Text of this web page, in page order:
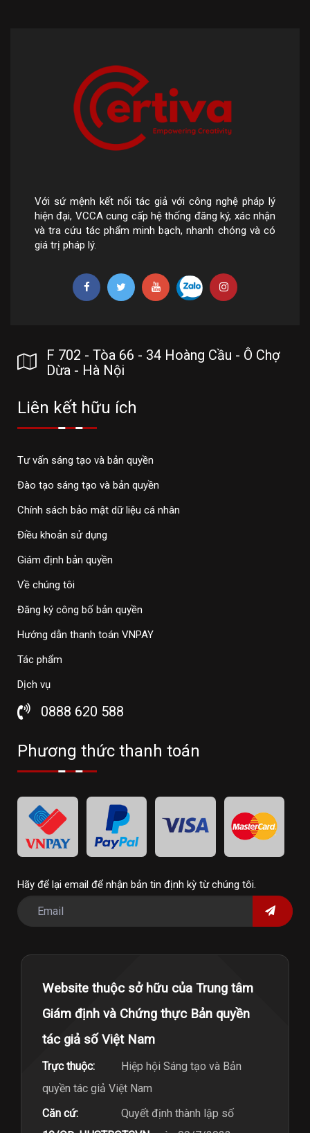
Với sứ mệnh kết nối tác giả với công nghệ pháp lý
hiện đại, VCCA cung cấp hệ thống đăng ký, xác nhận
và tra cứu tác phẩm minh bạch, nhanh chóng và có
giá trị pháp lý.
F 702 - Tòa 66 - 34 Hoàng Cầu - Ô Chợ
Dừa - Hà Nội
Liên kết hữu ích
Tư vấn sáng tạo và bản quyền
Đào tạo sáng tạo và bản quyền
Chính sách bảo mật dữ liệu cá nhân
Điều khoản sử dụng
Giám định bản quyền
Về chúng tôi
Đăng ký công bố bản quyền
Hướng dẫn thanh toán VNPAY
Tác phẩm
Dịch vụ
0888 620 588
Phương thức thanh toán
Hãy để lại email để nhận bản tin định kỳ từ chúng tôi.
Website thuộc sở hữu của Trung tâm
Giám định và Chứng thực Bản quyền
tác giả số Việt Nam
Trực thuộc:
Hiệp hội Sáng tạo và Bản
quyền tác giả Việt Nam
Căn cứ:
Quyết định thành lập số